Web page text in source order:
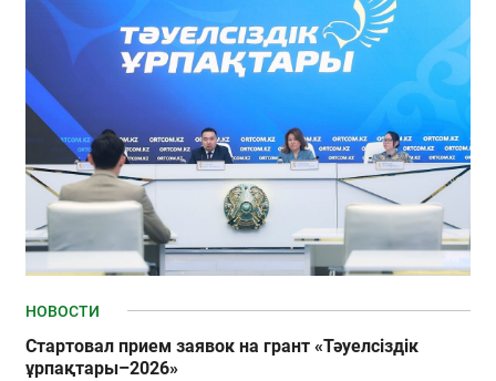
НОВОСТИ
Стартовал прием заявок на грант «Тәуелсіздік
ұрпақтары–2026»